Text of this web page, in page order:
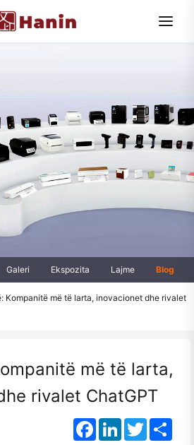
Galeri Ekspozita Lajme Blog
Kompanitë më të larta, inovacionet dhe rivalet
më të larta,
rivalet ChatGPT
FacebookLinkedInTwitter